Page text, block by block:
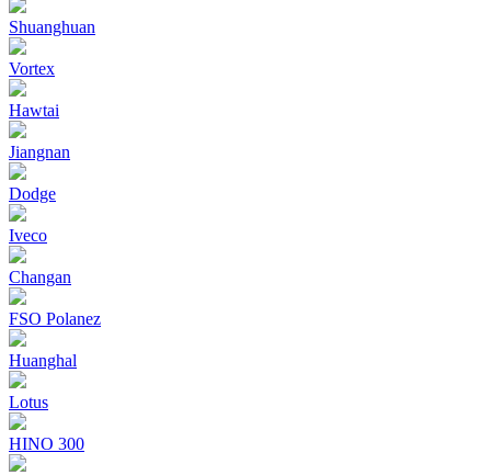
Shuanghuan
Vortex
Hawtai
Jiangnan
Dodge
Iveco
Changan
FSO Polanez
Huanghal
Lotus
HINO 300